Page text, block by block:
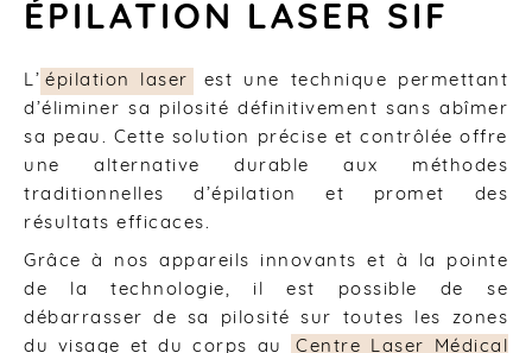
ÉPILATION LASER SIF
L’ épilation laser
est une technique permettant
d’éliminer sa pilosité définitivement sans abîmer
sa peau. Cette solution précise et contrôlée offre
une alternative durable aux méthodes
traditionnelles d’épilation et promet des
résultats efficaces.
Grâce à nos appareils innovants et à la pointe
de la technologie, il est possible de se
débarrasser de sa pilosité sur toutes les zones
du visage et du corps au
Centre Laser Médical